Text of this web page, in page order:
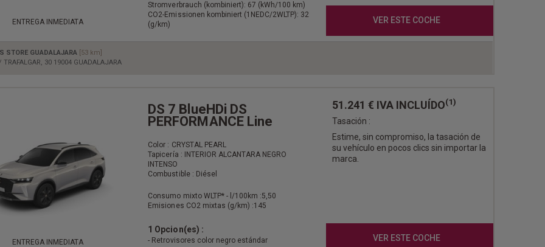
ENTREGA INMEDIATA
Stromverbrauch (kombiniert): 67 (kWh/100 km)
CO2-Emissionen kombiniert (1NEDC/2WLTP): 32
(g/km)
VER ESTE COCHE
STORE GUADALAJARA [53 km]
TRAFALGAR, 30 19004 GUADALAJARA
ENTREGA INMEDIATA
DS 7 BlueHDi DS
PERFORMANCE Line
Color : CRYSTAL PEARL
Tapicería : INTERIOR ALCANTARA NEGRO
INTENSO
Combustible : Diésel
Consumo mixto WLTP* - l/100km :5,50
Emisiones CO2 mixtas (g/km) :145
1 Opcion(es) :
- Retrovisores color negro estándar
51.241 € IVA INCLUÍDO(1)
Tasación :
Estime, sin compromiso, la tasación de
su vehículo en pocos clics sin importar la
marca.
VER ESTE COCHE